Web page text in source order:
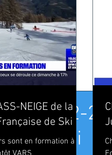
27-02-
Ski
NEIGE de la
de Ski
sont en formation à